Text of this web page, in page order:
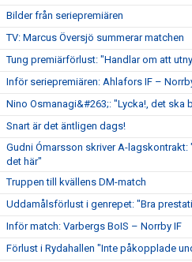
Bilder från seriepremiären
TV: Marcus Översjö summerar matchen
Tung premiärförlust: "Handlar om att
Inför seriepremiären: Ahlafors IF –
Nino Osmanagi&#263;: "Lycka!, det ska
Snart är det äntligen dags!
Gudni Ómarsson skriver A-lagskontrakt:
det här"
Truppen till kvällens DM-match
Uddamålsförlust i genrepet: "Bra
Inför match: Varbergs BoIS – Norrby IF
Förlust i Rydahallen "Inte påkopplade